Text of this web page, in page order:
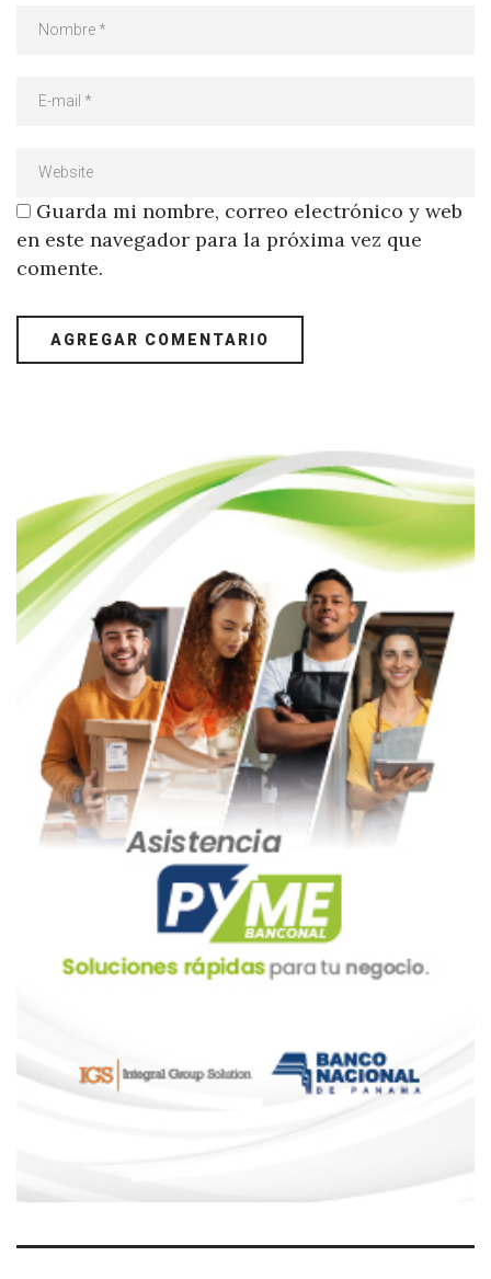
Guarda mi nombre, correo electrónico y web
en este navegador para la próxima vez que
comente.